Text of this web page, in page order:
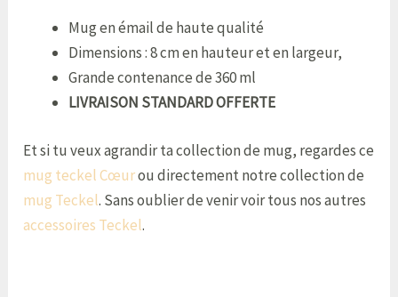
Mugenémailde hautequalité
Dimensions : 8 cm en hauteur et en largeur,
Grandecontenancede360ml
LIVRAISON STANDARD OFFERTE
Et si tu veux agrandir ta collection de mug, regardes ce
mug teckel Cœurou directement notre collection de
mug Teckel. Sans oublier de venir voir tous nos autres
accessoires Teckel.